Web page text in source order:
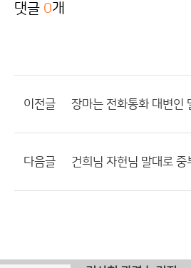
댓글 0개
이전글
다음글 건희님 자헌님 말대로